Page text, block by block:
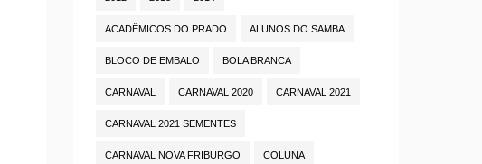
ACADÊMICOS DO PRADO ALUNOS DO SAMBA
BLOCO DE EMBALO BOLA BRANCA
CARNAVAL CARNAVAL 2020 CARNAVAL 2021
CARNAVAL 2021 SEMENTES
CARNAVAL NOVA FRIBURGO COLUNA